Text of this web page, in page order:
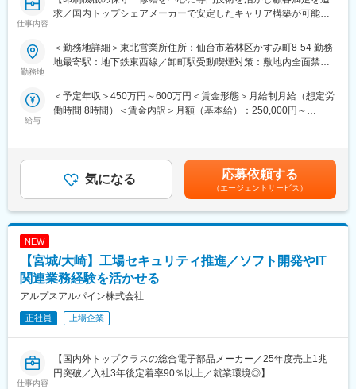
・独身寮／社宅制度（約1万円/月）／社宅家賃補助制度／入社に
伴う引っ越し手当会社負担（住宅関連制度にて社内規定あり）
／平均月残業は12.6H
・仕事と子育て／介護の両立支援制度充実／育児休業復帰率
■企業説明：
東証プライム上場の大手総合電子部品グローバルメーカーで、
主要な市場は国内以外にも、米州／欧州／中国／ASEAN／インド
など拡大しており、車載／民生／産業機器など多岐にわたる製品
を保有し、幅広い業界と取引を行っています。また、従業員の方
が働きやすい環境づくりにも尽力しています。社内公募制度を活
仕事内容
求／国内トップシェアメーカーで安定したキャリア構築が可能】
■業務概要
当社のサービスエンジニアとして、印刷機械の電気系統を中心と
の改善提案やお客様への説明も行います。また、若手エンジニア
への技術指導もお任せします。
・計画工事（改造、更新、予防保全）の立案・実行
・トラブル発生時の迅速な原因究明と復旧作業
・点検作業後の改善提案、作業内容の報告・お客様への説明
・若手サービスマンへの技術支援や育成
東北エリアを中心に、案件によっては東京都内や他エリアへの出
重視した働き方が特徴です。
■扱うサービス
印刷機械のほか、関連する電気設備のメンテナンス全般を担当し
ます。
東北サービスは約6名体制で、長期的なキャリアアップのためのジ
ョブローテーションも導入しています。
勤務地
＜勤務地詳細＞東北営業所住所：仙台市若林区かすみ町8-54 勤務
地最寄駅：地下鉄東西線／卸町駅受動喫煙対策：敷地内全面禁煙
給与
＜予定年収＞450万円～600万円＜賃金形態＞月給制月給（想定労
働時間 8時間）＜賃金内訳＞月額（基本給）：250,000円～
選考を通じて上下する可能性があります。月給(月額)は固定手当を
含めた表記です。
気になる 応募依頼する
（エージェントサービス）
NEW
【宮城/大崎】工場セキュリティ推進／ソフト開発やIT
関連業務経験を活かせる
アルプスアルパイン株式会社
正社員 上場企業
仕事内容
【国内外トップクラスの総合電子部品メーカー／25年度売上1兆
円突破／入社3年後定着率90％以上／就業環境◎】